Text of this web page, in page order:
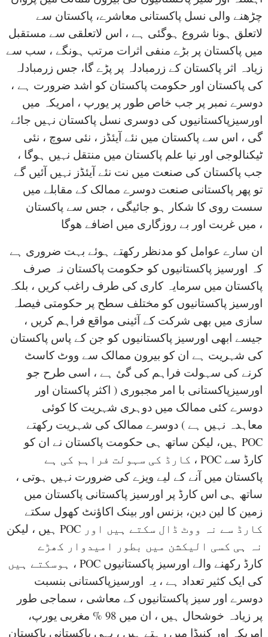
چڑھنے والی نسل پاکستانی معاشرے، پاکستان سے
لاتعلق ہونا شروع ہوگئی ہے ، اس لاتعلقی سے مستقبل
میں پاکستان پر بڑے منفی اثرات مرتب ہونگے ، سب سے
زیادہ اثر پاکستان کے زرمبادلہ پر پڑے گا، جس زرمبادلہ
کی پاکستان اور حکومت پاکستان کو اشد ضرورت ہے ،
دوسرے نمبر پر جب خاص طور پر یورپ ، امریکہ میں
اورسیزپاکستانیوں کی دوسری نسل پاکستان نہیں جائے
گی ، اس سے پاکستان میں نئے آیئڈز ، نئی سوچ ، نئی
ٹیکنالوجی اور نیا علم پاکستان میں منتقل نہیں ہوگا ،
جب پاکستان کی صنعت میں نت نئے آیئڈز نہیں آئیں گے
تو پھر پاکستانی صنعت دوسرے ممالک کے مقابلے میں
سست روی کا شکار ہو جائیگی ، جس سے پاکستان
میں غربت اور بے روزگاری میں اضافے ھوگا ،
ان سارے عوامل کو مدنظر رکھتے ہوئے بہت ضروری ہے
کہ اورسیز پاکستانیوں کو حکومت پاکستان نہ صرف
پاکستان میں سرمایہ کاری کی طرف راغب کریں ، بلکہ
اورسیز پاکستانیوں کو مختلف سطح پر حکومتی فیصلہ
سازی میں بھی شرکت کے آئینی مواقع فراہم کریں ،
جیسے ابھی اورسیز پاکستانیوں کو جن کے پاس پاکستان
کی شہریت ہے ان کو بیرون ممالک سے ووٹ کاسٹ
کرنے کی سہولت فراہم کی گئ ہے ، اسی طرح جو
اورسیزپاکستانی با امر مجبوری ( اکثر پاکستان اور
دوسرے کئی ممالک میں دوہری شہریت کا کوئی
معاہدہ نہیں ہے ) دوسرے ممالک کی شہریت رکھتے
ہیں، لیکن ساتھ ہی حکومت پاکستان نے ان کو POC
کارڈ کی سہولت فراہم کی ہے ، POC کارڈ سے
پاکستان میں آنے کے لیے ویزے کی ضرورت نہیں ہوتی ،
ساتھ ہی اس کارڈ پر اورسیز پاکستانی پاکستان میں
زمین کا لین دین، بزنس اور بینک اکاؤنٹ کھول سکتے
ہیں ، لیکن POC کارڈ سے نہ ووٹ ڈال سکتے ہیں اور
نہ ہی کسی الیکشن میں بطور امیدوار کھڑے
ہوسکتے ہیں ، POC کارڈ رکھنے والے اورسیز پاکستانیوں
کی ایک کثیر تعداد ہے ، یہ اورسیزپاکستانی بنسبت
دوسرے اور سیز پاکستانیوں کے معاشی ، سماجی طور
پر زیادہ خوشحال ہیں ، ان میں 98 % مغربی یورپ،
امریکہ اور کنیڈا میں رہتے ہیں ، یہی پاکستانی پاکستان